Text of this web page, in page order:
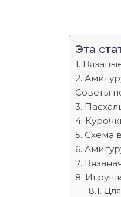
Эта
Советы
Схема